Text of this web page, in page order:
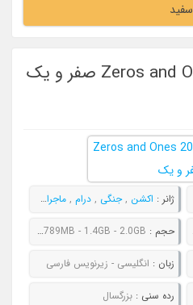
سفید
ژانر : اکشن ,جنگی , درام , ماجراجویی
حجم : 541MB - 789MB - 1.4GB - 2.0GB
زبان : انگلیسی - زیرنویس فارسی
رده سنی : بزرگسال